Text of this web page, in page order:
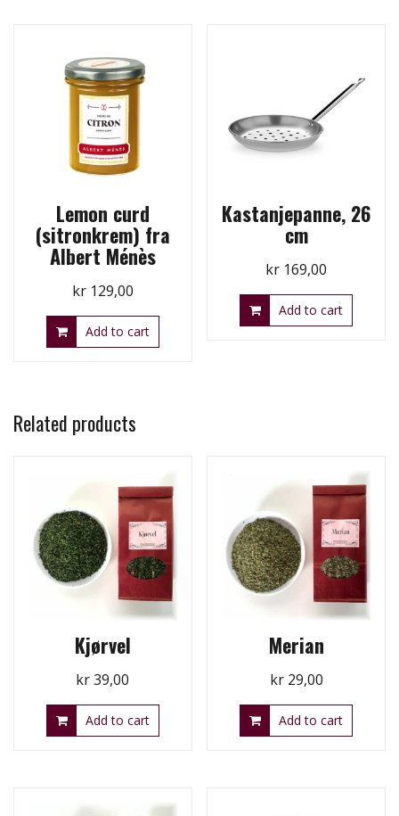
Lemon curd
(sitronkrem) fra
Albert Ménès
kr129,00
Add to cart
Kastanjepanne, 26
cm
kr 169,00
Add to cart
Related products
Kjørvel
kr39,00
Add to cart
Merian
kr29,00
Add to cart